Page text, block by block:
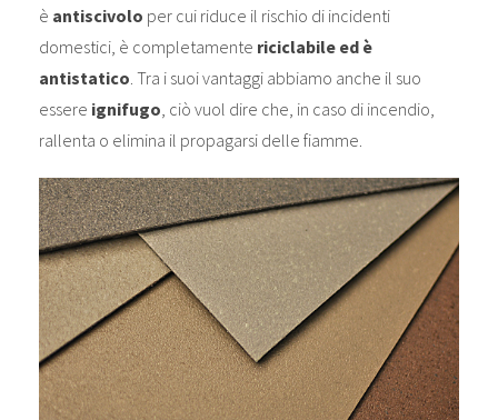
è antiscivolo per cui riduce il rischio di incidenti
domestici, è completamente riciclabile ed è
antistatico . Tra i suoi vantaggi abbiamo anche il suo
essere ignifugo , ciò vuol dire che, in caso di incendio,
rallenta o elimina il propagarsi delle fiamme.